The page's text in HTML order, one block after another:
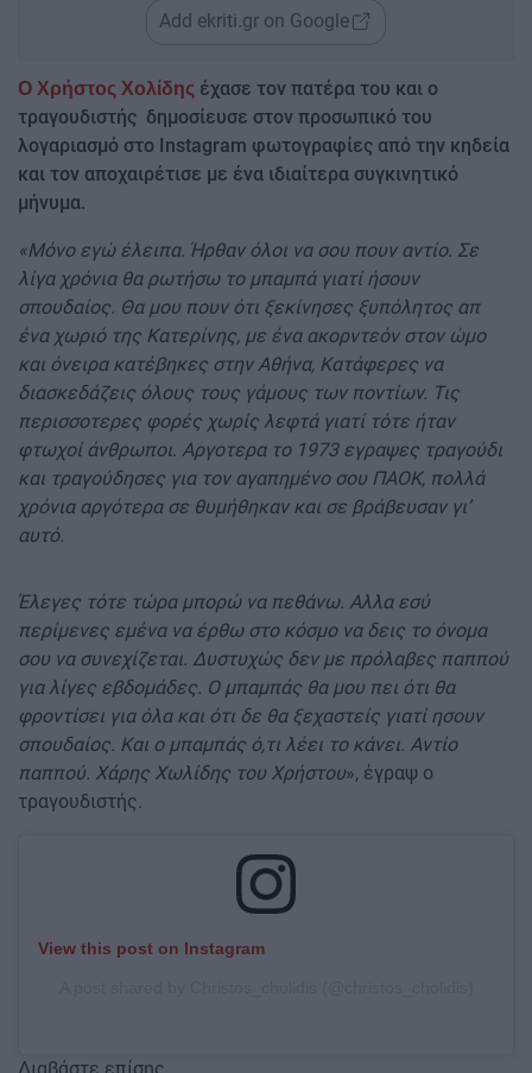
Add ekriti.gr on Google
Ο Χρήστος Χολίδης έχασε τον πατέρα του και ο
τραγουδιστής δημοσίευσε στον προσωπικό του
λογαριασμό στο Instagram φωτογραφίες από την κηδεία
και τον αποχαιρέτισε με ένα ιδιαίτερα συγκινητικό
μήνυμα.
«Μόνο εγώ έλειπα. Ήρθαν όλοι να σου πουν αντίο. Σε
λίγα χρόνια θα ρωτήσω το μπαμπά γιατί ήσουν
σπουδαίος. Θα μου πουν ότι ξεκίνησες ξυπόλητος απ
ένα χωριό της Κατερίνης, με ένα ακορντεόν στον ώμο
και όνειρα κατέβηκες στην Αθήνα, Κατάφερες να
διασκεδάζεις όλους τους γάμους των ποντίων. Τις
περισσοτερες φορές χωρίς λεφτά γιατί τότε ήταν
φτωχοί άνθρωποι. Αργοτερα το 1973 εγραψες τραγούδι
και τραγούδησες για τον αγαπημένο σου ΠΑΟΚ, πολλά
χρόνια αργότερα σε θυμήθηκαν και σε βράβευσαν γι’
αυτό.
Έλεγες τότε τώρα μπορώ να πεθάνω. Αλλα εσύ
περίμενες εμένα να έρθω στο κόσμο να δεις το όνομα
σου να συνεχίζεται. Δυστυχώς δεν με πρόλαβες παππού
για λίγες εβδομάδες. Ο μπαμπάς θα μου πει ότι θα
φροντίσει για όλα και ότι δε θα ξεχαστείς γιατί ησουν
σπουδαίος. Και ο μπαμπάς ό,τι λέει το κάνει. Αντίο
παππού. Χάρης Χωλίδης του Χρήστου», έγραψ ο
τραγουδιστής.
View this post on Instagram
Διαβάστε επίσης